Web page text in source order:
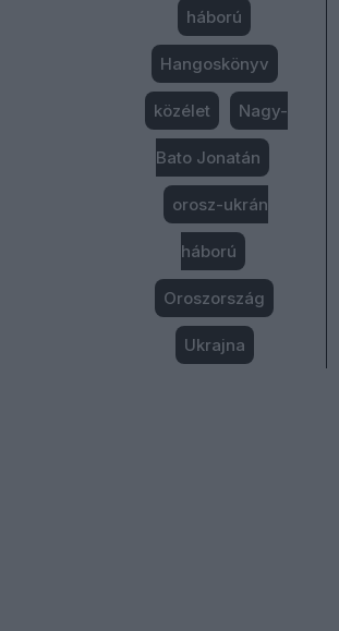
háború
Hangoskönyv
közélet Nagy-
Bato Jonatán
orosz-ukrán
háború
Oroszország
Ukrajna